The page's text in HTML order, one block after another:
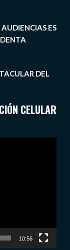
ES
DEL
CELULAR
10:56